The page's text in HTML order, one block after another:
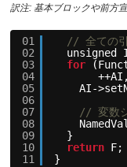
訳注: 基本ブロックや前方
01
02
03
04
05
06
07
08
09
10
11
// 全ての引
unsigned
for
AI-
// 変数シ
}
return F;
}